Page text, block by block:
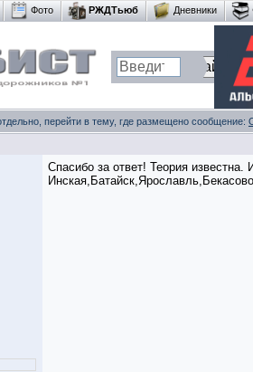
Фото РЖДТьюб Дневники
перейти в тему, где размещено сообщение:
Спасибо за ответ! Теория